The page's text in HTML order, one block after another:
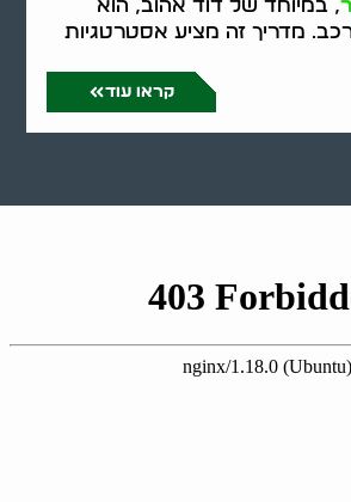
, במיוחד של דוד אהוב, הוא
מדריך זה מציע אסטרטגיות
קראו עוד